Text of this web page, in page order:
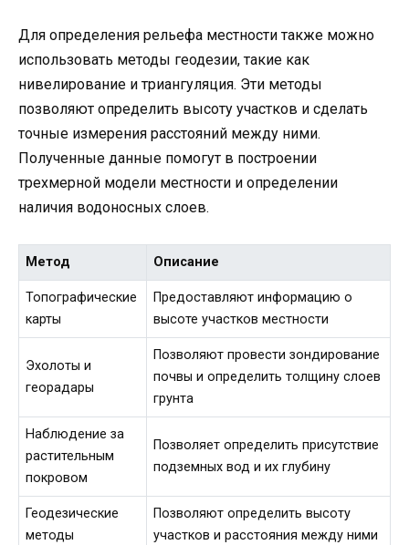
Для определения рельефа местности также можно
использовать методы геодезии, такие как
нивелирование и триангуляция. Эти методы
позволяют определить высоту участков и сделать
точные измерения расстояний между ними.
Полученные данные помогут в построении
трехмерной модели местности и определении
наличия водоносных слоев.
Метод Описание
Топографические
карты
Предоставляют информацию о
высоте участков местности
Эхолоты и
георадары
Позволяют провести зондирование
почвы и определить толщину слоев
грунта
Наблюдение за
растительным
покровом
Позволяет определить присутствие
подземных вод и их глубину
Геодезические
методы
Позволяют определить высоту
участков и расстояния между ними